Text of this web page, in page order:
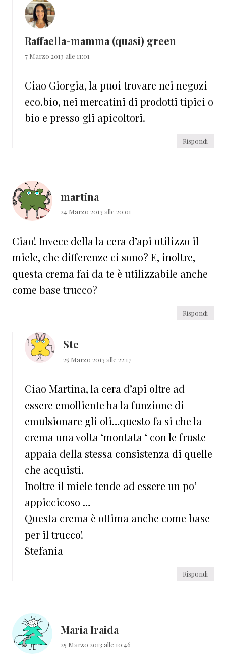
Raffaella-mamma (quasi) green
7 Marzo 2013 alle 11:01
Ciao Giorgia, la puoi trovare nei negozi
eco.bio, nei mercatini di prodotti tipici o
bio e presso gli apicoltori.
Rispondi
martina
24 Marzo 2013 alle 20:01
Ciao! Invece della la cera d’api utilizzo il
miele, che differenze ci sono? E, inoltre,
questa crema fai da te è utilizzabile anche
come base trucco?
Rispondi
Ste
25 Marzo 2013 alle 22:17
Ciao Martina, la cera d’api oltre ad
essere emolliente ha la funzione di
emulsionare gli oli…questo fa si che la
crema una volta ‘montata ‘ con le fruste
appaia della stessa consistenza di quelle
che acquisti.
Inoltre il miele tende ad essere un po’
appiccicoso …
Questa crema è ottima anche come base
per il trucco!
Stefania
Rispondi
Maria Iraida
25 Marzo 2013 alle 10:46